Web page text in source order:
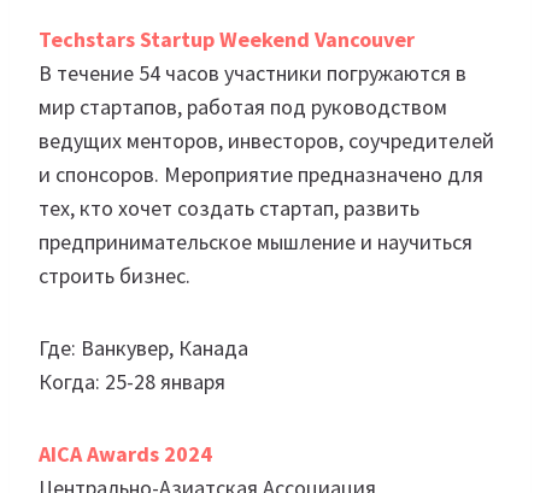
Techstars Startup Weekend Vancouver
В течение 54 часов участники погружаются в
мир стартапов, работая под руководством
ведущих менторов, инвесторов, соучредителей
и спонсоров. Мероприятие предназначено для
тех, кто хочет создать стартап, развить
предпринимательское мышление и научиться
строить бизнес.
Где: Ванкувер, Канада
Когда: 25-28 января
AICA Awards 2024